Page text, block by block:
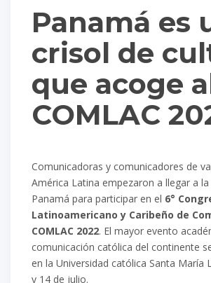
Panamá es
crisol de
que acoge
COMLAC
Comunicadoras y comunicadores de
América Latina empezaron a llegar a la
Panamá para participar en el 6°
Latinoamericano y Caribeño de
COMLAC 2022. El mayor evento
comunicación católica del continente
en la Universidad católica Santa María
y 14 de julio.